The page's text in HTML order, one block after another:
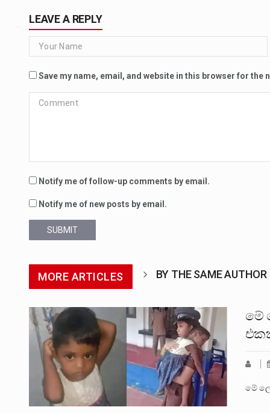
LEAVE A REPLY
Save my name, email, and website in this browser for the
Notify me of follow-up comments by email.
Notify me of new posts by email.
SUBMIT
MORE ARTICLES BY THE SAME AUTHOR
මේ
මේ